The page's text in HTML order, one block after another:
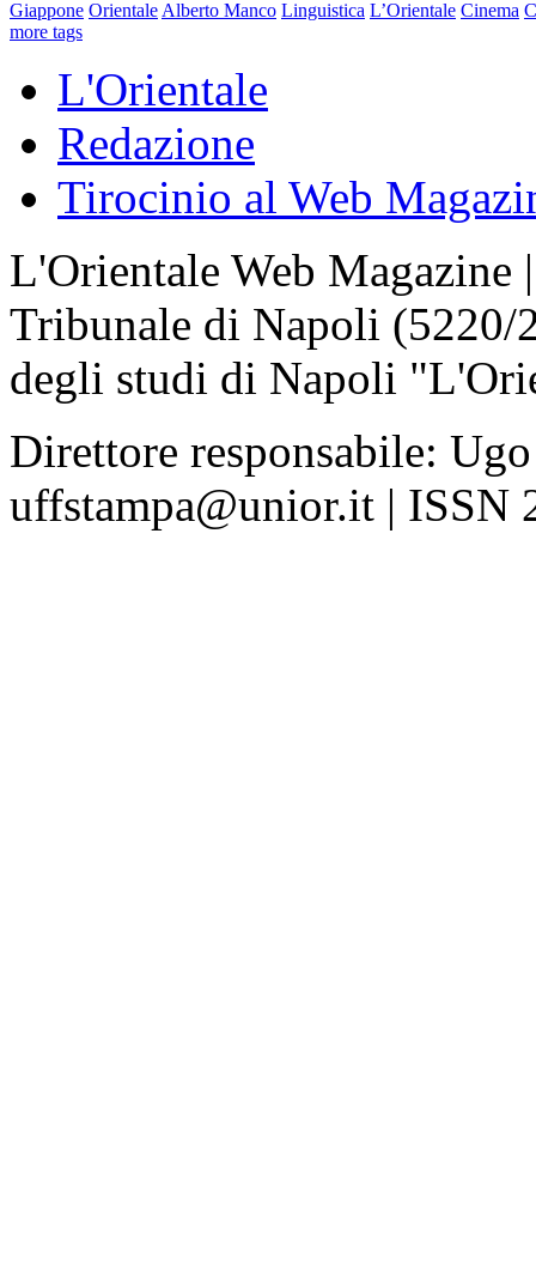
Giappone Orientale Alberto Manco Linguistica L’Orientale Cinema
more tags
L'Orientale
Redazione
Tirocinio al Web
L'Orientale Web Magazine
Tribunale di Napoli
degli studi di Napoli
Direttore responsabile:
uffstampa@unior.it | ISSN